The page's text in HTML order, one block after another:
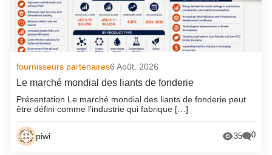
fournisseurs partenaires6 Août. 2026
Le marché mondial des liants de fonderie
Présentation Le marché mondial des liants de fonderie peut
être défini comme l’industrie qui fabrique […]
piwi 35 0